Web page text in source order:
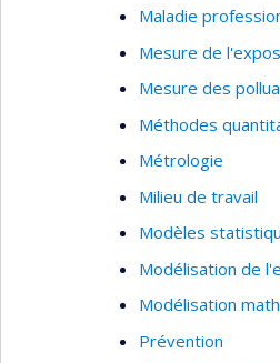
Maladie
Mesure de
Mesure des
Méthodes
Métrologie
Milieu de travail
Modèles
Modélisation de
Modélisation
Prévention